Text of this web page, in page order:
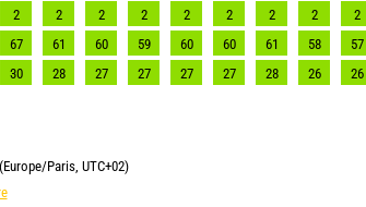
2 2 2 2 2 2 2 2 2
67 61 60 59 60 60 61 58 57
30 28 27 27 27 27 28 26 26
Paris, UTC+02)